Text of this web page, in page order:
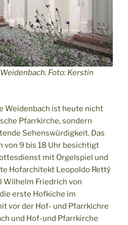
Foto: Kerstin
Weidenbach ist heute nicht
Pfarrkirche, sondern
Sehenswürdigkeit. Das
von 9 bis 18 Uhr besichtigt
mit Orgelspiel und
Hofarchitekt Leopoldo Rettÿ
Wilhelm Friedrich von
erste Hofkiche im
vor der Hof- und Pfarrkichre
und Hof-und Pfarrkirche